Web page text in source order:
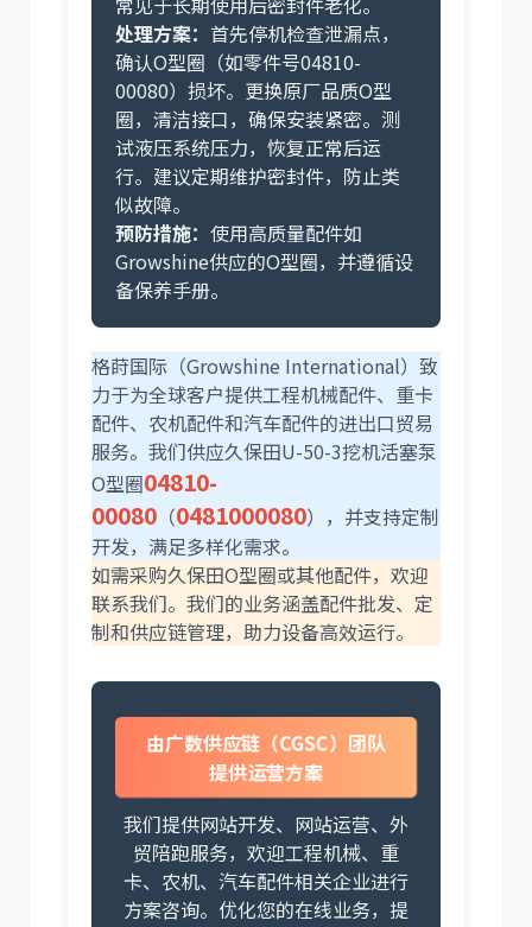
处理方案： 首先停机检查泄漏点，
确认O型圈（如零件号04810-
00080）损坏。更换原厂品质O型
圈，清洁接口，确保安装紧密。测
试液压系统压力，恢复正常后运
行。建议定期维护密封件，防止类
似故障。
预防措施： 使用高质量配件如
Growshine供应的O型圈，并遵循设
备保养手册。
格莳国际（Growshine International）致
力于为全球客户提供工程机械配件、重卡
配件、农机配件和汽车配件的进出口贸易
服务。我们供应久保田U-50-3挖机活塞泵
O型圈04810-
00080 （0481000080），并支持定制
开发，满足多样化需求。
如需采购久保田O型圈或其他配件，欢迎
联系我们。我们的业务涵盖配件批发、定
制和供应链管理，助力设备高效运行。
由广数供应链（CGSC）团队
提供运营方案
我们提供网站开发、网站运营、外
贸陪跑服务，欢迎工程机械、重
卡、农机、汽车配件相关企业进行
方案咨询。优化您的在线业务，提